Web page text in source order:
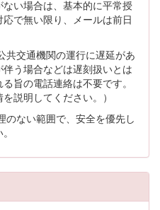
い場合は、基本的に平常授
で無い限り、メールは前日
交通機関の運行に遅延があ
う場合などは遅刻扱いとは
旨の電話連絡は不要です。
説明してください。）
ない範囲で、安全を優先し